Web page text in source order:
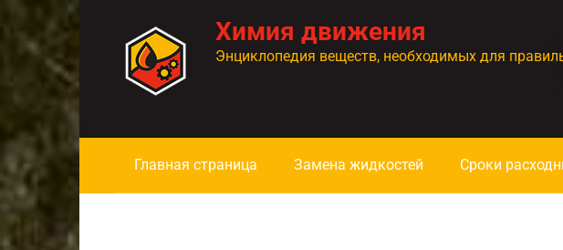
контенту
Химия движения
Энциклопедия веществ, необходимых для
Главная страница Замена жидкостей Сроки